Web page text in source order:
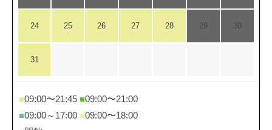
24 25 26 27 28 29 30
31
■09:00〜21:45 ■09:00〜21:00
■09:00～17:00 ■09:00〜18:00